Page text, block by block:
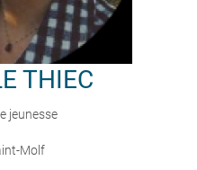
THIEC
jeunesse
Molf